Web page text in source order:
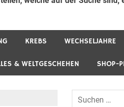
KREBS WECHSELJAHRE
& WELTGESCHEHEN SHOP-